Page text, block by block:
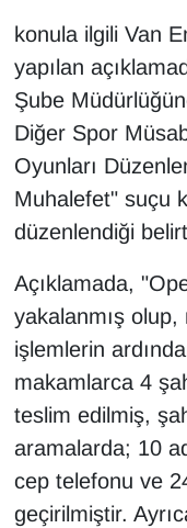
konula ilgili Van
yapılan
Şube
Diğer Spor
Oyunları
Muhalefet" suçu
düzenlendiği
Açıklamada,
yakalanmış olup,
işlemlerin
makamlarca 4
teslim edilmiş,
aramalarda; 10
cep telefonu ve
geçirilmiştir.
HABERDE
İngilizce
Kadın
Kamu Alımları
Kim Kimdir?
Kültür & Sanat
KURDÎ
MAGAZİN
MEDYA